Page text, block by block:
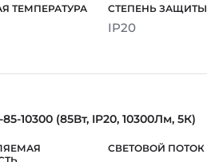
IP20
10300 (85Вт, IP20, 10300Лм, 5К)